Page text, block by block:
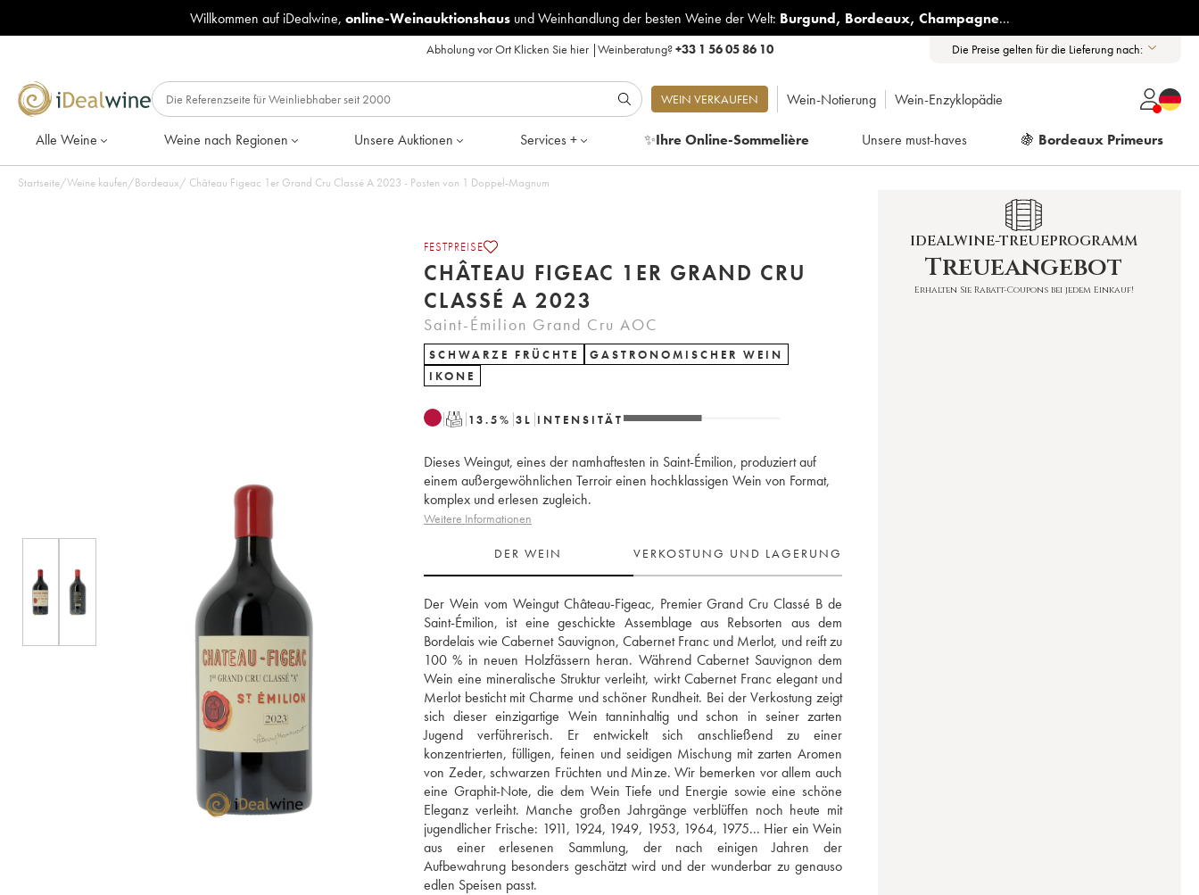
Willkommen auf iDealwine, online-Weinauktionshausund Weinhandlung der besten Weine der Welt: Burgund, Bordeaux, Champagne...
Abholung vor Ort Klicken Sie hier|Weinberatung?+33 1 56 05 86 10 Die Preise gelten für die Lieferung nach:
WEIN VERKAUFEN Wein-Notierung Wein-Enzyklopädie
Alle Weine Weine nach Regionen Unsere Auktionen Services + ✨Ihre Online-Sommelière Unsere must-haves 🍇 Bordeaux Primeurs
Startseite/Weine kaufen/Bordeaux/ Château Figeac 1er Grand Cru Classé A 2023 - Posten von 1 Doppel-Magnum
FESTPREISE
CHÂTEAU FIGEAC 1ER GRAND CRU
CLASSÉ A 2023
Saint-Émilion Grand Cru AOC
SCHWARZE FRÜCHTE
GASTRONOMISCHER WEIN
IKONE
T 13.5% 3 L INTENSITÄT
Dieses Weingut, eines der namhaftesten in Saint-Émilion, produziert auf
einem außergewöhnlichen Terroir einen hochklassigen Wein von Format,
komplex und erlesen zugleich.
Weitere Informationen
DER WEIN VERKOSTUNG UND LAGERUNG
Der Wein vom Weingut Château-Figeac, Premier Grand Cru Classé B de
Saint-Émilion, ist eine geschickte Assemblage aus Rebsorten aus dem
Bordelais wie Cabernet Sauvignon, Cabernet Franc und Merlot, und reift zu
100 % in neuen Holzfässern heran. Während Cabernet Sauvignon dem
Wein eine mineralische Struktur verleiht, wirkt Cabernet Franc elegant und
Merlot besticht mit Charme und schöner Rundheit. Bei der Verkostung zeigt
sich dieser einzigartige Wein tanninhaltig und schon in seiner zarten
Jugend verführerisch. Er entwickelt sich anschließend zu einer
konzentrierten, fülligen, feinen und seidigen Mischung mit zarten Aromen
von Zeder, schwarzen Früchten und Minze. Wir bemerken vor allem auch
eine Graphit-Note, die dem Wein Tiefe und Energie sowie eine schöne
Eleganz verleiht. Manche großen Jahrgänge verblüffen noch heute mit
jugendlicher Frische: 1911, 1924, 1949, 1953, 1964, 1975... Hier ein Wein
aus einer erlesenen Sammlung, der nach einigen Jahren der
Aufbewahrung besonders geschätzt wird und der wunderbar zu genauso
edlen Speisen passt.
IDEALWINE-TREUEPROGRAMM
Treueangebot
Erhalten Sie Rabatt-Coupons bei jedem Einkauf!